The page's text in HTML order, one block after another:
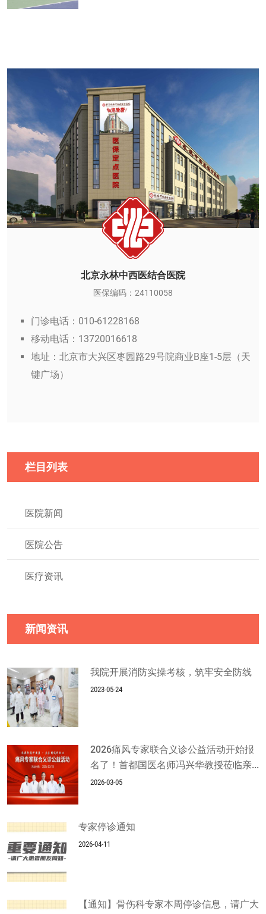
北京永林中西医结合医院
医保编码：24110058
门诊电话：010-61228168
移动电话：13720016618
地址：北京市大兴区枣园路29号院商业B座1-5层（天
键广场）
栏目列表
医院新闻
医院公告
医疗资讯
新闻资讯
我院开展消防实操考核，筑牢安全防线
2023-05-24
2026痛风专家联合义诊公益活动开始报
名了！首都国医名师冯兴华教授莅临亲...
2026-03-05
专家停诊通知
2026-04-11
【通知】骨伤科专家本周停诊信息，请广大